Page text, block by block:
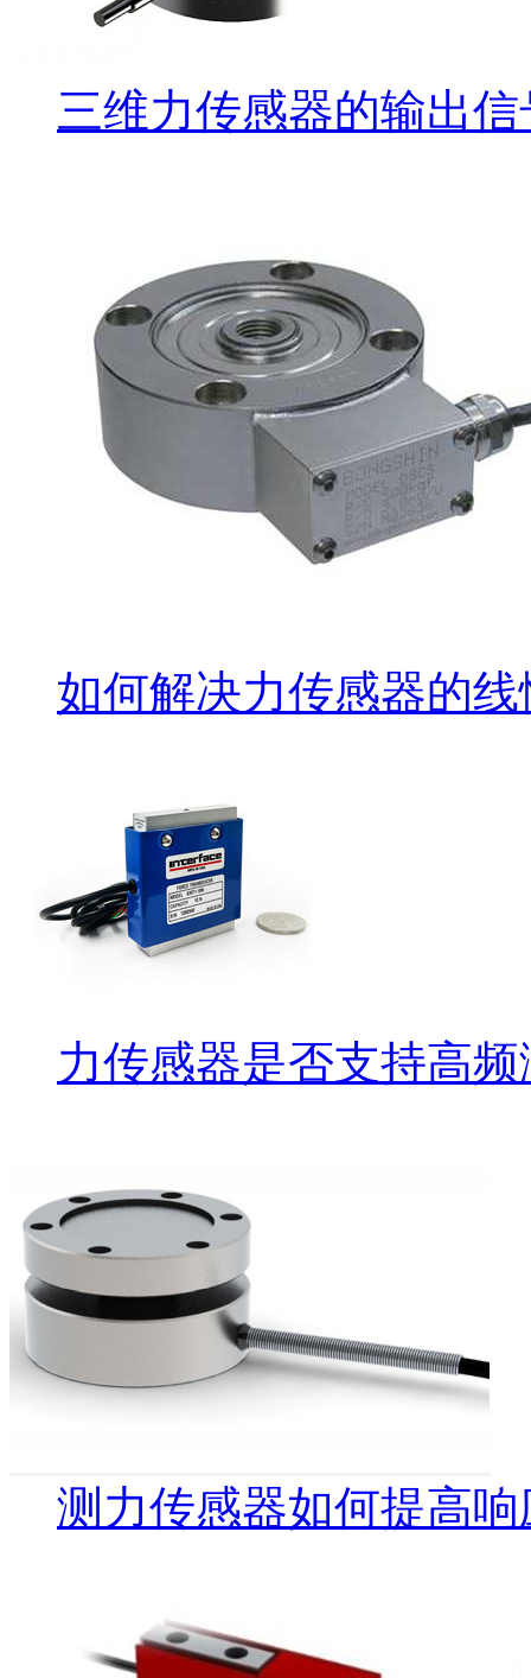
三维力传感器的输出
如何解决力传感器的
力传感器是否支持高
测力传感器如何提高